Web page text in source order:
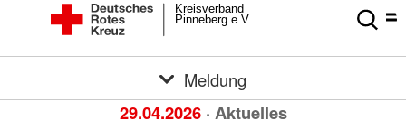
Pinneberg e.V.
Kreisverband
Meldung
29.04.2026 · Aktuelles